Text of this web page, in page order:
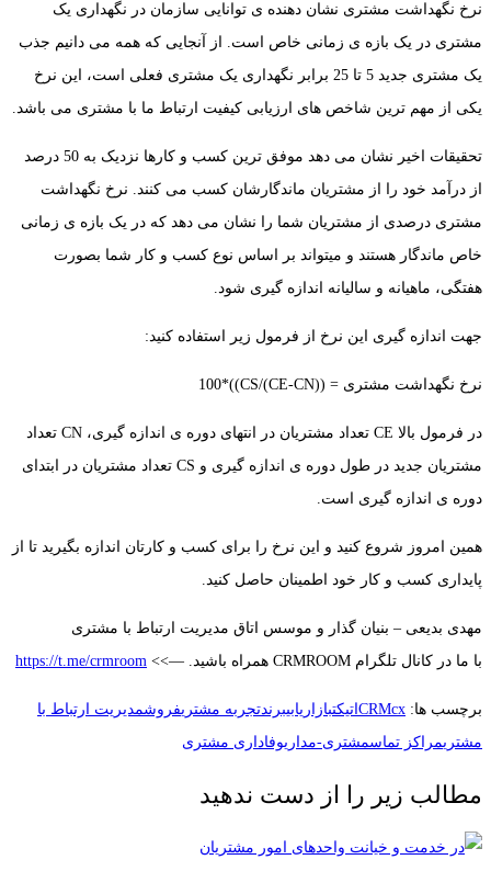
نرخ نگهداشت مشتری نشان دهنده ی توانایی سازمان در نگهداری یک
مشتری در یک بازه ی زمانی خاص است. از آنجایی که همه می دانیم جذب
یک مشتری جدید 5 تا 25 برابر نگهداری یک مشتری فعلی است، این نرخ
یکی از مهم ترین شاخص های ارزیابی کیفیت ارتباط ما با مشتری می باشد.
تحقیقات اخیر نشان می دهد موفق ترین کسب و کارها نزدیک به 50 درصد
از درآمد خود را از مشتریان ماندگارشان کسب می کنند. نرخ نگهداشت
مشتری درصدی از مشتریان شما را نشان می دهد که در یک بازه ی زمانی
خاص ماندگار هستند و میتواند بر اساس نوع کسب و کار شما بصورت
هفتگی، ماهیانه و سالیانه اندازه گیری شود.
جهت اندازه گیری این نرخ از فرمول زیر استفاده کنید:
نرخ نگهداشت مشتری = ((CE-CN)/CS))*100
در فرمول بالا CE تعداد مشتریان در انتهای دوره ی اندازه گیری، CN تعداد
مشتریان جدید در طول دوره ی اندازه گیری و CS تعداد مشتریان در ابتدای
دوره ی اندازه گیری است.
همین امروز شروع کنید و این نرخ را برای کسب و کارتان اندازه بگیرید تا از
پایداری کسب و کار خود اطمینان حاصل کنید.
مهدی بدیعی – بنیان گذار و موسس اتاق مدیریت ارتباط با مشتری
با ما در کانال تلگرام CRMROOM همراه باشید. —>>
https://t.me/crmroom
برچسب ها: CRMcx اتیکتبازاریابیبرندتجربه مشتریفروشمدیریت ارتباط با
مشتریمراکز تماسمشتری-مداریوفاداری مشتری
مطالب زیر را از دست ندهید